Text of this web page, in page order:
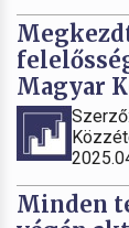
Magyar
Minden